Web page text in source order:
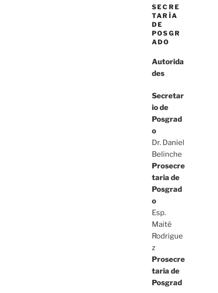
SECRE
TARÍA
DE
POSGR
ADO
Autorida
des
Secretar
io de
Posgrad
o
Dr. Daniel
Belinche
Prosecre
taria de
Posgrad
o
Esp.
Maité
Rodrigue
z
Prosecre
taria de
Posgrad